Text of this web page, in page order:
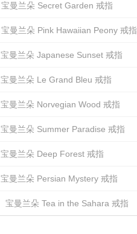
宝曼兰朵 Secret Garden 戒指
宝曼兰朵 Pink Hawaiian Peony 戒指
宝曼兰朵 Japanese Sunset 戒指
宝曼兰朵 Le Grand Bleu 戒指
宝曼兰朵 Norvegian Wood 戒指
宝曼兰朵 Summer Paradise 戒指
宝曼兰朵 Deep Forest 戒指
宝曼兰朵 Persian Mystery 戒指
宝曼兰朵 Tea in the Sahara 戒指